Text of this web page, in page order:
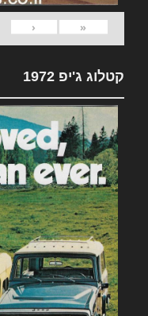
«
‹
קטלוג ג'יפ 1972